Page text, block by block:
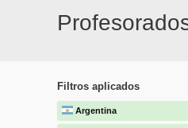
Filtros aplicados
Argentina